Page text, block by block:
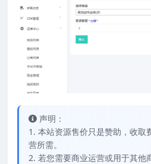
声明：
1. 本站资源售价只是赞助，收取
营所需。
2. 若您需要商业运营或用于其他